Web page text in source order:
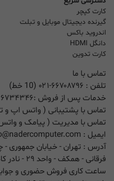
کارت کپچر
گیرنده دیجیتال موبایل و تبلت
اندروید باکس
دانگل HDMI
کارت تدوین
تماس با ما
تلفن : ۰۲۱-۶۶۷۰۸۷۹۶ (10 خط)
خدمات پس از فروش :
تماس با پشتیبانی ( واتس اپ و
تماس با مدیریت ( پیامک و
ایمیل :
آدرس : تهران - خیابان جمهوری -
فرقانی - همکف - واحد ۲۹ - نادر کامپیوتر
ساعت کاری فروش حضوری و